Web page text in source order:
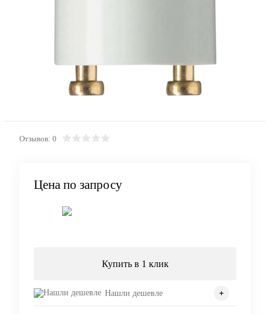
Отзывов: 0
Цена по запросу
Купить в 1 клик
Нашли дешевле